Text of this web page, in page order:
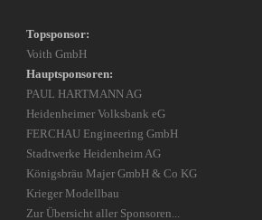
Topsponsor:
Voith GmbH
Hauptsponsoren:
PAUL HARTMANN AG
Heidenheimer Volksbank eG
FERCHAU Engineering GmbH
Stadtwerke Heidenheim AG
Königsbräu Majer GmbH & Co KG
Krieger Modellbau
Zur Übersicht aller Sponsoren...